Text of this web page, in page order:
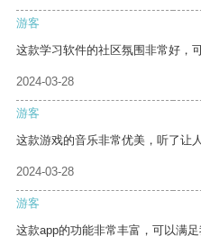
游客
这款学习软件的社区氛围非常好，
2024-03-28
游客
这款游戏的音乐非常优美，听了让
2024-03-28
游客
这款app的功能非常丰富，可以满足